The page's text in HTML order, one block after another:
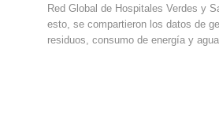
Red Global de Hospitales Verdes y
esto, se compartieron los datos de
residuos, consumo de energía y